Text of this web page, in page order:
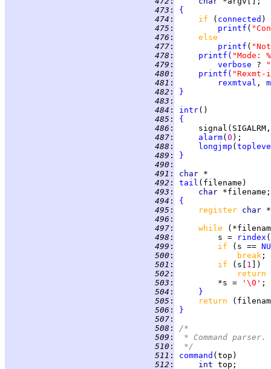
473 :
{
474 : if ( connected
475 : printf (
476 :
else
477 : printf (
478 : printf ( "Mode:
479 : verbose ?
480 : printf (
481 : rexmtval ,
482 :
}
483 :
484 : intr
485 :
{
486 :
487 : alarm( 0
488 : longjmp (
489 :
}
490 :
491 : char
492 : tail
493 :
char
494 :
{
495 : register char
496 :
497 : while
498 :
         s =
rindex
499 : if (s ==
500 : break
501 : if (s[ 1
502 :
return
503 :
         *s =
'\0'
504 :
}
505 :
return
506 :
}
507 :
508 :
/*
509 :
* Command parser.
510 :
*/
511 : command
512 : int